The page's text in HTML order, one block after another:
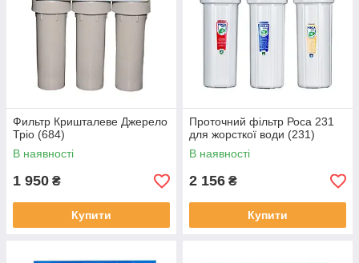
Фильтр Кришталеве Джерело
Тріо (684)
В наявності
1 950 ₴
Купити
Проточний фільтр Роса 231
для жорсткої води (231)
В наявності
2 156 ₴
Купити